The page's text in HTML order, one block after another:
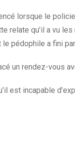
lorsque le
relate qu’il a vu
pédophile a fini
un rendez-vous
est incapable